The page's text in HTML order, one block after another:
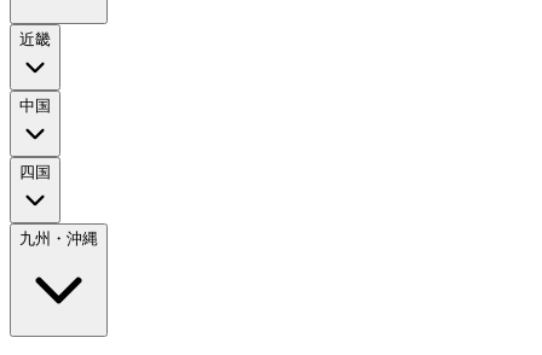
近畿
中国
四国
九州・沖縄